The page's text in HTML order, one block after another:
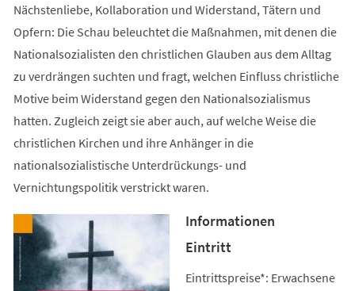
Nächstenliebe, Kollaboration und Widerstand, Tätern und
Opfern: Die Schau beleuchtet die Maßnahmen, mit denen die
Nationalsozialisten den christlichen Glauben aus dem Alltag
zu verdrängen suchten und fragt, welchen Einfluss christliche
Motive beim Widerstand gegen den Nationalsozialismus
hatten. Zugleich zeigt sie aber auch, auf welche Weise die
christlichen Kirchen und ihre Anhänger in die
nationalsozialistische Unterdrückungs- und
Vernichtungspolitik verstrickt waren.
Informationen
Eintritt
Eintrittspreise*: Erwachsene